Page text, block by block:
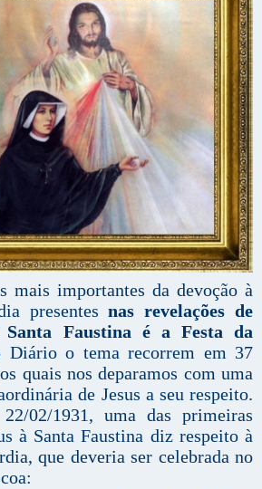
mais importantes da devoção à
presentes nas revelações de
Santa Faustina é a Festa da
Diário o tema recorrem em 37
quais nos deparamos com uma
de Jesus a seu respeito.
02/1931, uma das primeiras
à Santa Faustina diz respeito à
que deveria ser celebrada no